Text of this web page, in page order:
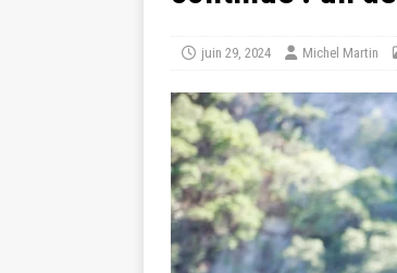
juin 29, 2024 Michel Martin